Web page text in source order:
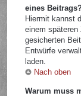
eines
Hiermit kannst
einem späteren
gesicherten
Entwürfe
laden.
Nach oben
Warum muss